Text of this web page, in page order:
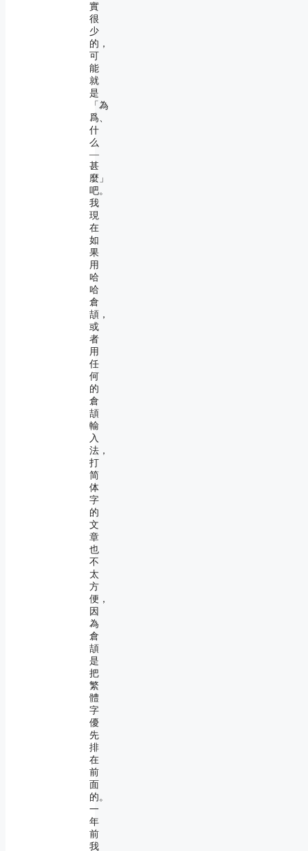
實
很
少
的，
可
能
就
是
「為
爲、
什
么
―
甚
麼」
吧。
我
現
在
如
果
用
哈
哈
倉
頡，
或
者
用
任
何
的
倉
頡
輸
入
法，
打
简
体
字
的
文
章
也
不
太
方
便，
因
為
倉
頡
是
把
繁
體
字
優
先
排
在
前
面
的。
一
年
前
我